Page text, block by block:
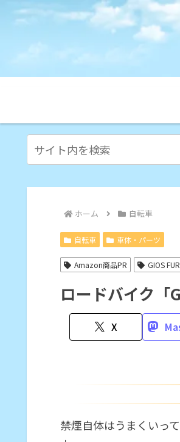
ホーム 自転車
自転車 車体・パーツ
Amazon商品PR GIOS
ロードバイク「
X
禁煙自体はうまくいっ